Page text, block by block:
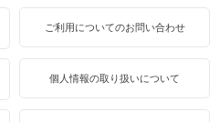
ご利用についてのお問い合わせ
個人情報の取り扱いについて